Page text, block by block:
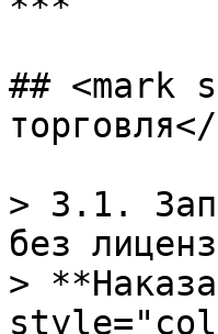
## <mark
> 3.1.
без
>